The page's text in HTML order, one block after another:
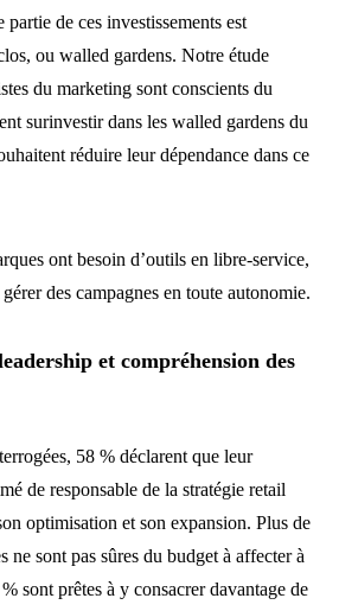
de ces investissements est
ou walled gardens. Notre étude
du marketing sont conscients du
surinvestir dans les walled gardens du
réduire leur dépendance dans ce
ont besoin d’outils en libre-service,
des campagnes en toute autonomie.
et compréhension des
58 % déclarent que leur
de responsable de la stratégie retail
optimisation et son expansion. Plus de
ne sont pas sûres du budget à affecter à
sont prêtes à y consacrer davantage de